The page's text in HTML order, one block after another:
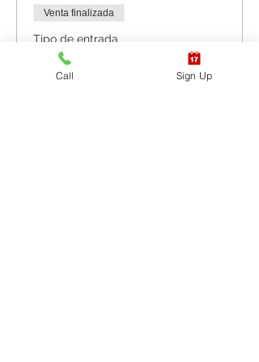
Venta finalizada
Tipo de entrada
RCP BLS Soporte vital
básico / DEA
Call Sign Up